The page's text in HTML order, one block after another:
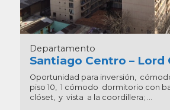
Departamento
Santiago Centro – Lord
Oportunidad para inversión,
piso 10, 1 cómodo dormitorio con
clóset, y vista a la coordillera; ...